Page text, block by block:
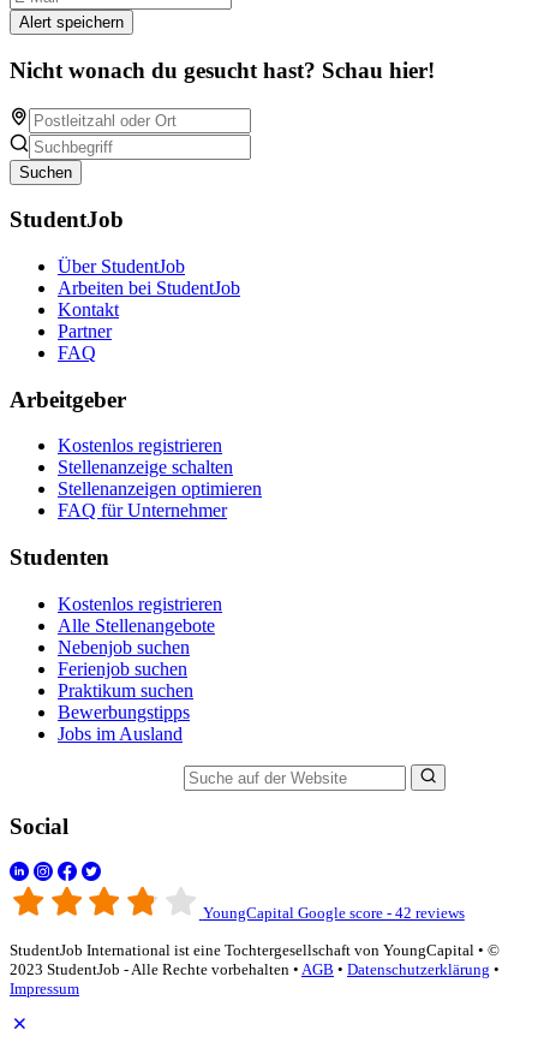
Alert speichern
Nicht wonach du gesucht hast? Schau hier!
Suchen
StudentJob
Über StudentJob
Arbeiten bei StudentJob
Kontakt
Partner
FAQ
Arbeitgeber
Kostenlos registrieren
Stellenanzeige schalten
Stellenanzeigen optimieren
FAQ für Unternehmer
Studenten
Kostenlos registrieren
Alle Stellenangebote
Nebenjob suchen
Ferienjob suchen
Praktikum suchen
Bewerbungstipps
Jobs im Ausland
Social
YoungCapital Google score - 42 reviews
StudentJob International ist eine Tochtergesellschaft von YoungCapital • ©
2023 StudentJob - Alle Rechte vorbehalten • AGB • Datenschutzerklärung •
Impressum